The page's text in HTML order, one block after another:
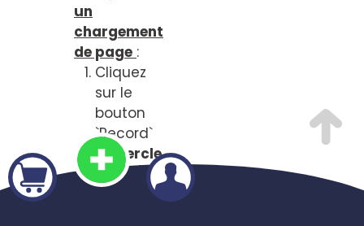
un
chargement
de page :
Cliquez
sur le
bouton
`Record`
(le cercle
rouge